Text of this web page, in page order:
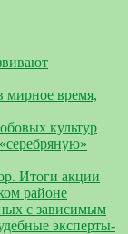
мирное время,
культур
Итоги акции
районе
с зависимым
эксперты-